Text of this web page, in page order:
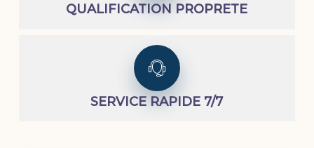
QUALIFICATION PROPRETE
SERVICE RAPIDE 7/7